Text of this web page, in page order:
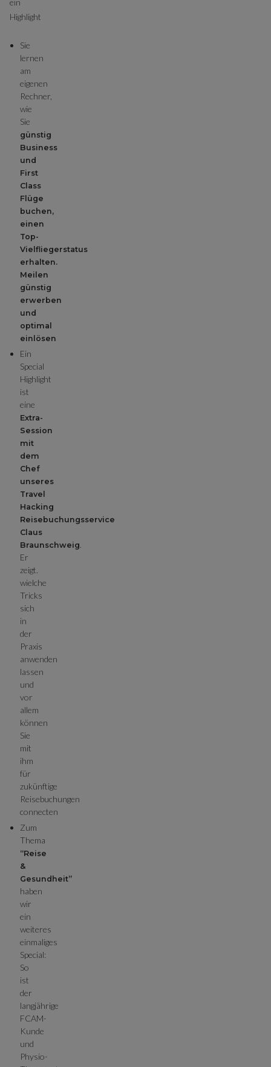
Highlight
Sie
lernen
am
eigenen
Rechner,
wie
Sie
günstig
Business
und
First
Class
Flüge
buchen,
einen
Top-
Vielfliegerstatus
erhalten.
Meilen
günstig
erwerben
und
optimal
einlösen
Ein
Special
Highlight
ist
eine
Extra-
Session
mit
dem
Chef
unseres
Travel
Hacking
Reisebuchungsservice
Claus
Braunschweig
Er
zeigt.
wielche
Tricks
sich
in
der
Praxis
anwenden
lassen
und
vor
allem
können
Sie
mit
ihm
für
zukünftige
Reisebuchungen
connecten
Zum
Thema
“Reise
&
Gesundheit”
haben
wir
ein
weiteres
einmaliges
Special:
So
ist
der
langjährige
FCAM-
Kunde
und
Physio-